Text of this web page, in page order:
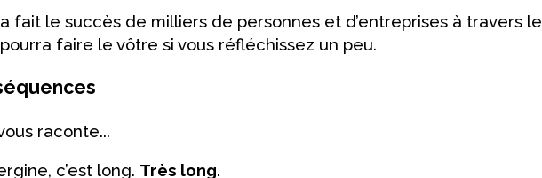
fait le succès de milliers de personnes et d’entreprises à travers le
faire le vôtre si vous réfléchissez un peu.
raconte...
c’est long. Très long.